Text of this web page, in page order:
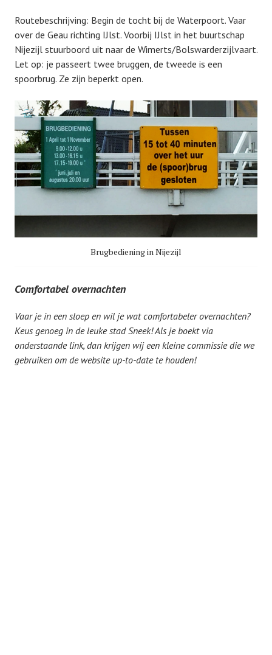
Routebeschrijving: Begin de tocht bij de Waterpoort. Vaar
over de Geau richting IJlst. Voorbij IJlst in het buurtschap
Nijezijl stuurboord uit naar de Wimerts/Bolswarderzijlvaart.
Let op: je passeert twee bruggen, de tweede is een
spoorbrug. Ze zijn beperkt open.
Brugbediening in Nijezijl
Comfortabel overnachten
Vaar je in een sloep en wil je wat comfortabeler overnachten?
Keus genoeg in de leuke stad Sneek! Als je boekt via
onderstaande link, dan krijgen wij een kleine commissie die we
gebruiken om de website up-to-date te houden!